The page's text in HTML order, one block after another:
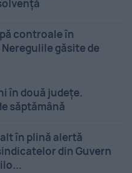
controale în
găsite de
în două județe.
săptămână
în plină alertă
din Guvern